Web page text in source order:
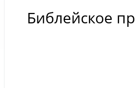
Библейское